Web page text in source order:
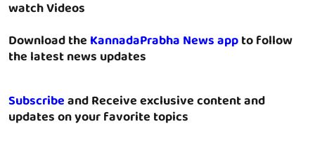
watch Videos
Download theKannadaPrabha News appto follow
the latest news updates
Subscribeand Receive exclusive content and
updates on your favorite topics